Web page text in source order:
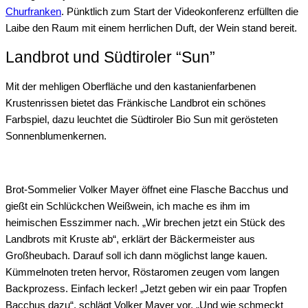
Churfranken. Pünktlich zum Start der Videokonferenz erfüllten die
Laibe den Raum mit einem herrlichen Duft, der Wein stand bereit.
Landbrot und Südtiroler “Sun”
Mit der mehligen Oberfläche und den kastanienfarbenen
Krustenrissen bietet das Fränkische Landbrot ein schönes
Farbspiel, dazu leuchtet die Südtiroler Bio Sun mit gerösteten
Sonnenblumenkernen.
Brot-Sommelier Volker Mayer öffnet eine Flasche Bacchus und
gießt ein Schlückchen Weißwein, ich mache es ihm im
heimischen Esszimmer nach. „Wir brechen jetzt ein Stück des
Landbrots mit Kruste ab“, erklärt der Bäckermeister aus
Großheubach. Darauf soll ich dann möglichst lange kauen.
Kümmelnoten treten hervor, Röstaromen zeugen vom langen
Backprozess. Einfach lecker! „Jetzt geben wir ein paar Tropfen
Bacchus dazu“, schlägt Volker Mayer vor. „Und wie schmeckt